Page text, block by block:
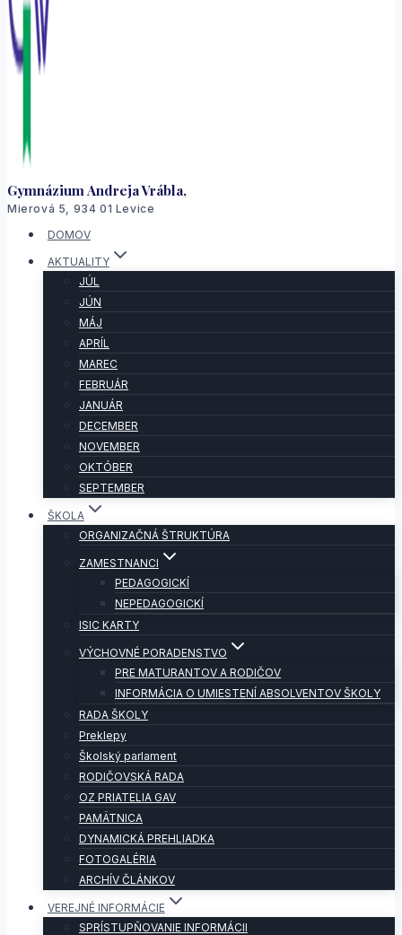
Gymnázium Andreja Vrábla,
Mierová 5, 934 01 Levice
DOMOV
AKTUALITY
JÚL
JÚN
MÁJ
APRÍL
MAREC
FEBRUÁR
JANUÁR
DECEMBER
NOVEMBER
OKTÓBER
SEPTEMBER
ŠKOLA
ORGANIZAČNÁ ŠTRUKTÚRA
ZAMESTNANCI
PEDAGOGICKÍ
NEPEDAGOGICKÍ
ISIC KARTY
VÝCHOVNÉ PORADENSTVO
PRE MATURANTOV A RODIČOV
INFORMÁCIA O UMIESTENÍ ABSOLVENTOV ŠKOLY
RADA ŠKOLY
Preklepy
Školský parlament
RODIČOVSKÁ RADA
OZ PRIATELIA GAV
PAMÄTNICA
DYNAMICKÁ PREHLIADKA
FOTOGALÉRIA
ARCHÍV ČLÁNKOV
VEREJNÉ INFORMÁCIE
SPRÍSTUPŇOVANIE INFORMÁCII